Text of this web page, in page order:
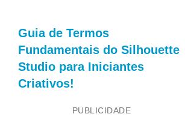
Guia de Termos
Fundamentais do Silhouette
Studio para Iniciantes
Criativos!
PUBLICIDADE